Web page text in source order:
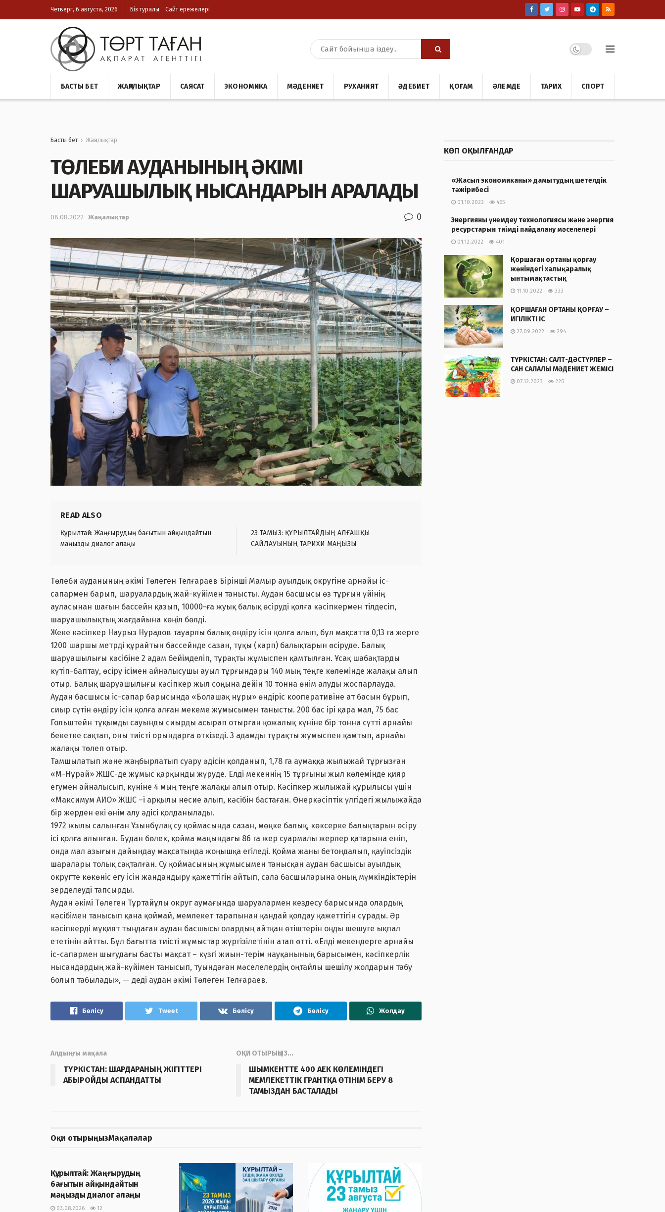
Четверг, 6 августа, 2026 Біз туралы Сайт ережелері
БАСТЫ БЕТ ЖАҢАЛЫҚТАР САЯСАТ ЭКОНОМИКА МӘДЕНИЕТ РУХАНИЯТ ӘДЕБИЕТ ҚОҒАМ ӘЛЕМДЕ ТАРИХ СПОРТ
Басты бет Жаңалықтар
ТӨЛЕБИ АУДАНЫНЫҢ ӘКІМІ
ШАРУАШЫЛЫҚ НЫСАНДАРЫН АРАЛАДЫ
08.08.2022 Жаңалықтар 0
READ ALSO
Құрылтай: Жаңғырудың бағытын айқындайтын
маңызды диалог алаңы
23 ТАМЫЗ: ҚҰРЫЛТАЙДЫҢ АЛҒАШҚЫ
САЙЛАУЫНЫҢ ТАРИХИ МАҢЫЗЫ
Төлеби ауданының әкімі Төлеген Телғараев Бірінші Мамыр ауылдық округіне арнайы іс-
сапармен барып, шаруалардың жай-күйімен танысты. Аудан басшысы өз тұрғын үйінің
ауласынан шағын бассейн қазып, 10000-ға жуық балық өсіруді қолға кәсіпкермен тілдесіп,
шаруашылықтың жағдайына көңіл бөлді.
Жеке кәсіпкер Наурыз Нурадов тауарлы балық өндіру ісін қолға алып, бұл мақсатта 0,13 га жерге
1200 шаршы метрді құрайтын бассейнде сазан, тұқы (карп) балықтарын өсіруде. Балық
шаруашылығы кәсібіне 2 адам бейімделіп, тұрақты жұмыспен қамтылған. Ұсақ шабақтарды
күтіп-баптау, өсіру ісімен айналысушы ауыл тұрғындары 140 мың теңге көлемінде жалақы алып
отыр. Балық шаруашылығы кәсіпкер жыл соңына дейін 10 тонна өнім алуды жоспарлауда.
Аудан басшысы іс-сапар барысында «Болашақ нұры» өндіріс кооперативіне ат басын бұрып,
сиыр сүтін өндіру ісін қолға алған мекеме жұмысымен танысты. 200 бас ірі қара мал, 75 бас
Гольштейн тұқымды сауынды сиырды асырап отырған қожалық күніне бір тонна сүтті арнайы
бекетке сақтап, оны тиісті орындарға өткізеді. 3 адамды тұрақты жұмыспен қамтып, арнайы
жалақы төлеп отыр.
Тамшылатып және жаңбырлатып суару әдісін қолданып, 1,78 га аумаққа жылыжай тұрғызған
«М-Нұрай» ЖШС-де жұмыс қарқынды жүруде. Елді мекеннің 15 тұрғыны жыл көлемінде қияр
егумен айналысып, күніне 4 мың теңге жалақы алып отыр. Кәсіпкер жылыжай құрылысы үшін
«Максимум АИО» ЖШС –і арқылы несие алып, кәсібін бастаған. Өнеркәсіптік үлгідегі жылыжайда
бір жерден екі өнім алу әдісі қолданылады.
1972 жылы салынған Ұзынбұлақ су қоймасында сазан, мөңке балық, көксерке балықтарын өсіру
ісі қолға алынған. Бұдан бөлек, қойма маңындағы 86 га жер суармалы жерлер қатарына еніп,
онда мал азығын дайындау мақсатында жоңышқа егіледі. Қойма жаны бетондалып, қауіпсіздік
шаралары толық сақталған. Су қоймасының жұмысымен танысқан аудан басшысы ауылдық
округте көкөніс егу ісін жандандыру қажеттігін айтып, сала басшыларына оның мүмкіндіктерін
зерделеуді тапсырды.
Аудан әкімі Төлеген Тұртайұлы округ аумағында шаруалармен кездесу барысында олардың
кәсібімен танысып қана қоймай, мемлекет тарапынан қандай қолдау қажеттігін сұрады. Әр
кәсіпкерді мұқият тыңдаған аудан басшысы олардың айтқан өтіштерін оңды шешуге ықпал
ететінін айтты. Бұл бағытта тиісті жұмыстар жүргізілетінін атап өтті. «Елді мекендерге арнайы
іс-сапармен шығудағы басты мақсат – күзгі жиын-терім науқанының барысымен, кәсіпкерлік
нысандардың жай-күйімен танысып, туындаған мәселелердің оңтайлы шешілу жолдарын табу
болып табылады», — деді аудан әкімі Төлеген Телғараев.
Бөлісу Tweet Бөлісу Бөлісу Жолдау
Алдыңғы мақала
ТҮРКІСТАН: ШАРДАРАНЫҢ ЖІГІТТЕРІ
АБЫРОЙДЫ АСПАНДАТТЫ
ОҚИ ОТЫРЫҢЫЗ...
ШЫМКЕНТТЕ 400 АЕК КӨЛЕМІНДЕГІ
МЕМЛЕКЕТТІК ГРАНТҚА ӨТІНІМ БЕРУ 8
ТАМЫЗДАН БАСТАЛАДЫ
Оқи отырыңызМақалалар
Құрылтай: Жаңғырудың
бағытын айқындайтын
маңызды диалог алаңы
03.08.2026 12
КӨП ОҚЫЛҒАНДАР
«Жасыл экономиканы» дамытудың шетелдік
тәжірибесі
01.10.2022 465
Энергияны үнемдеу технологиясы және энергия
ресурстарын тиімді пайдалану мәселелері
01.12.2022 401
Қоршаған ортаны қорғау
жөніндегі халықаралық
ынтымақтастық
11.10.2022 333
ҚОРШАҒАН ОРТАНЫ ҚОРҒАУ –
ИГІЛІКТІ ІС
27.09.2022 294
ТҮРКІСТАН: САЛТ-ДӘСТҮРЛЕР –
САН САЛАЛЫ МӘДЕНИЕТ ЖЕМІСІ
07.12.2023 220